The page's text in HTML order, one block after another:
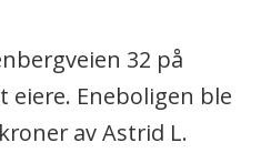
32 på
Eneboligen ble
av Astrid L.